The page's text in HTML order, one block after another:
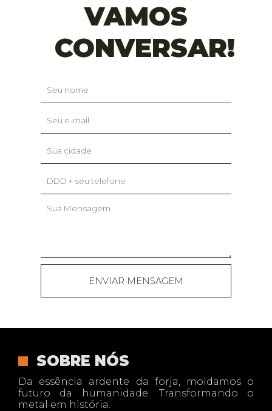
VAMOS
CONVERSAR!
ENVIAR MENSAGEM
SOBRE NÓS
Da essência ardente da forja, moldamos o
futuro da humanidade. Transformando o
metal em história.